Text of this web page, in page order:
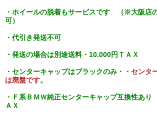
・ホイールの脱着もサービスです （※大阪店
可）
・代引き発送不可
・ 発送の場合は別途送料・10.000円ＴＡＸ
・センターキャップはブラックのみ・・ センタ
は廃盤です。
・Ｆ系ＢＭＷ純正センターキャップ互換性あ
ＡＸ